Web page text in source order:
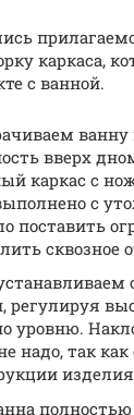
каркаса,
с ванной.
вверх
каркас с
с
поставить
сквозное
регулируя
уровню.
надо, так